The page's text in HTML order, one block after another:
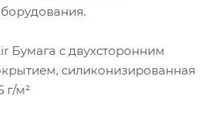
Бумага с двухсторонним
силиконизированная
г/м²